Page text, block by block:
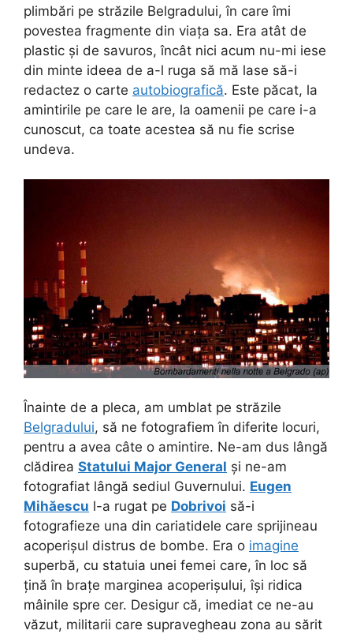
plimbări pe străzile Belgradului, în care îmi
povestea fragmente din viața sa. Era atât de
plastic și de savuros, încât nici acum nu-mi iese
din minte ideea de a-l ruga să mă lase să-i
redactez o carte autobiografică. Este păcat, la
amintirile pe care le are, la oamenii pe care i-a
cunoscut, ca toate acestea să nu fie scrise
undeva.
Înainte de a pleca, am umblat pe străzile
Belgradului, să ne fotografiem în diferite locuri,
pentru a avea câte o amintire. Ne-am dus lângă
clădirea Statului Major General și ne-am
fotografiat lângă sediul Guvernului. Eugen
Mihăescu l-a rugat pe Dobrivoi să-i
fotografieze una din cariatidele care sprijineau
acoperișul distrus de bombe. Era o imagine
superbă, cu statuia unei femei care, în loc să
țină în brațe marginea acoperișului, își ridica
mâinile spre cer. Desigur că, imediat ce ne-au
văzut, militarii care supravegheau zona au sărit